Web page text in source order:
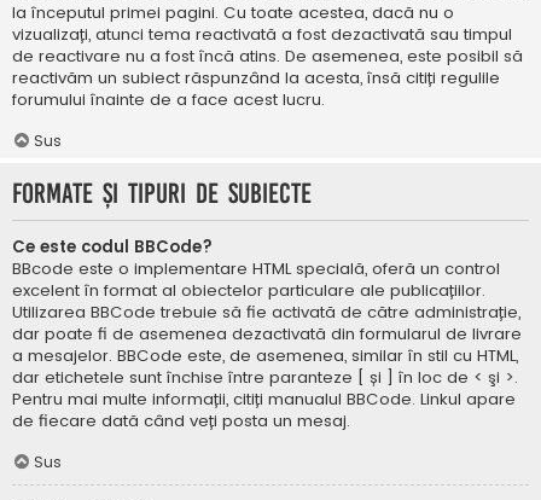
la începutul primei pagini. Cu toate acestea, dacă nu o
vizualizați, atunci tema reactivată a fost dezactivată sau timpul
de reactivare nu a fost încă atins. De asemenea, este posibil să
reactivăm un subiect răspunzând la acesta, însă citiți regulile
forumului înainte de a face acest lucru.
Sus
Formate și tipuri de subiecte
Ce este codul BBCode?
BBcode este o implementare HTML specială, oferă un control
excelent în format al obiectelor particulare ale publicațiilor.
Utilizarea BBCode trebuie să fie activată de către administrație,
dar poate fi de asemenea dezactivată din formularul de livrare
a mesajelor. BBCode este, de asemenea, similar în stil cu HTML,
dar etichetele sunt închise între paranteze [ și ] în loc de < şi >.
Pentru mai multe informații, citiți manualul BBCode. Linkul apare
de fiecare dată când veți posta un mesaj.
Sus